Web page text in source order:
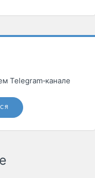
Telegram‑канале